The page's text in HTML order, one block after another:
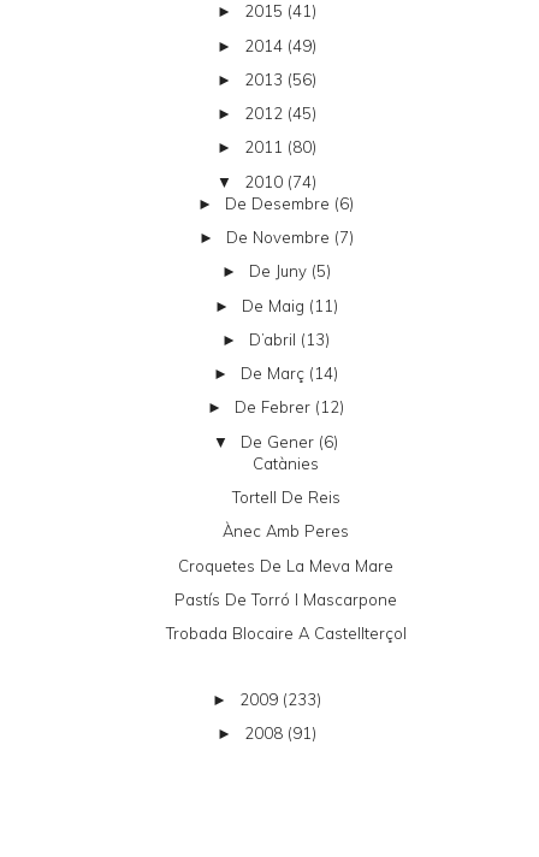
► 2015 (41)
► 2014 (49)
► 2013 (56)
► 2012 (45)
► 2011 (80)
▼ 2010 (74)
► De Desembre (6)
► De Novembre (7)
► De Juny (5)
► De Maig (11)
► D’abril (13)
► De Març (14)
► De Febrer (12)
▼ De Gener (6)
Catànies
Tortell De Reis
Ànec Amb Peres
Croquetes De La Meva Mare
Pastís De Torró I Mascarpone
Trobada Blocaire A Castellterçol
► 2009 (233)
► 2008 (91)